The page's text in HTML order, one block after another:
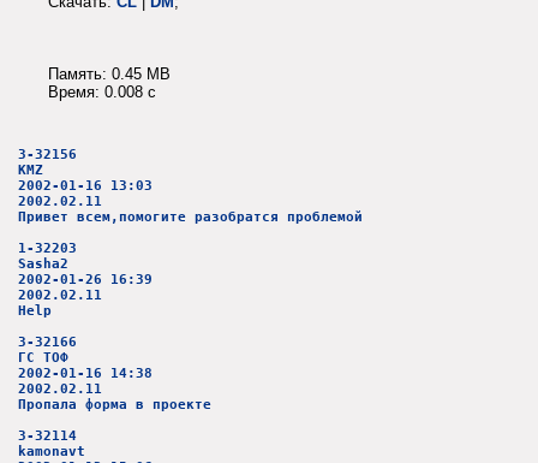
Память: 0.45 MB
Время: 0.008 c
3-32156
KMZ
2002-01-16 13:03
2002.02.11
Привет всем,помогите разобратся проблемой
1-32203
Sasha2
2002-01-26 16:39
2002.02.11
Help
3-32166
ГС ТОФ
2002-01-16 14:38
2002.02.11
Пропала форма в проекте
3-32114
kamonavt